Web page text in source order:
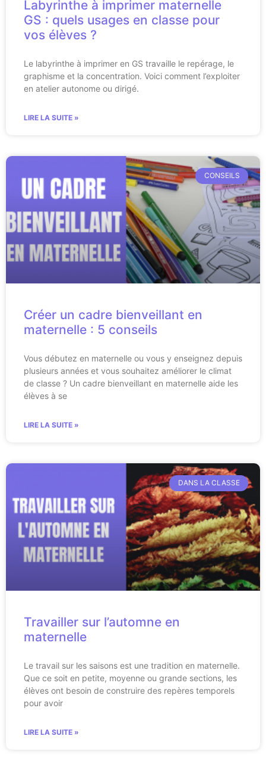
Labyrinthe à imprimer maternelle
GS : quels usages en classe pour
vos élèves ?
Le labyrinthe à imprimer en GS travaille le repérage, le
graphisme et la concentration. Voici comment l’exploiter
en atelier autonome ou dirigé.
LIRE LA SUITE »
CONSEILS
Créer un cadre bienveillant en
maternelle : 5 conseils
Vous débutez en maternelle ou vous y enseignez depuis
plusieurs années et vous souhaitez améliorer le climat
de classe ? Un cadre bienveillant en maternelle aide les
élèves à se
LIRE LA SUITE »
DANS LA CLASSE
Travailler sur l’automne en
maternelle
Le travail sur les saisons est une tradition en maternelle.
Que ce soit en petite, moyenne ou grande sections, les
élèves ont besoin de construire des repères temporels
pour avoir
LIRE LA SUITE »